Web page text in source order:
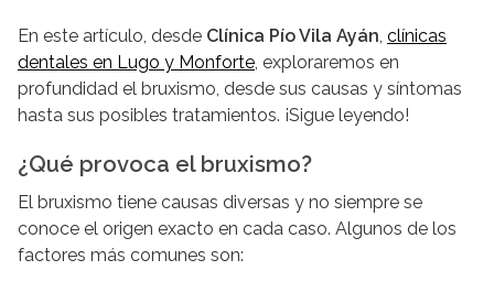
En este artículo, desde Clínica Pío Vila Ayán, clínicas
dentales en Lugo y Monforte, exploraremos en
profundidad el bruxismo, desde sus causas y síntomas
hasta sus posibles tratamientos. ¡Sigue leyendo!
¿Qué provoca el bruxismo?
El bruxismo tiene causas diversas y no siempre se
conoce el origen exacto en cada caso. Algunos de los
factores más comunes son: